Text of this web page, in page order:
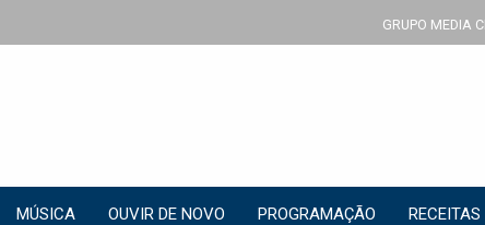
GRUPO MEDIA
MÚSICA OUVIR DE NOVO PROGRAMAÇÃO